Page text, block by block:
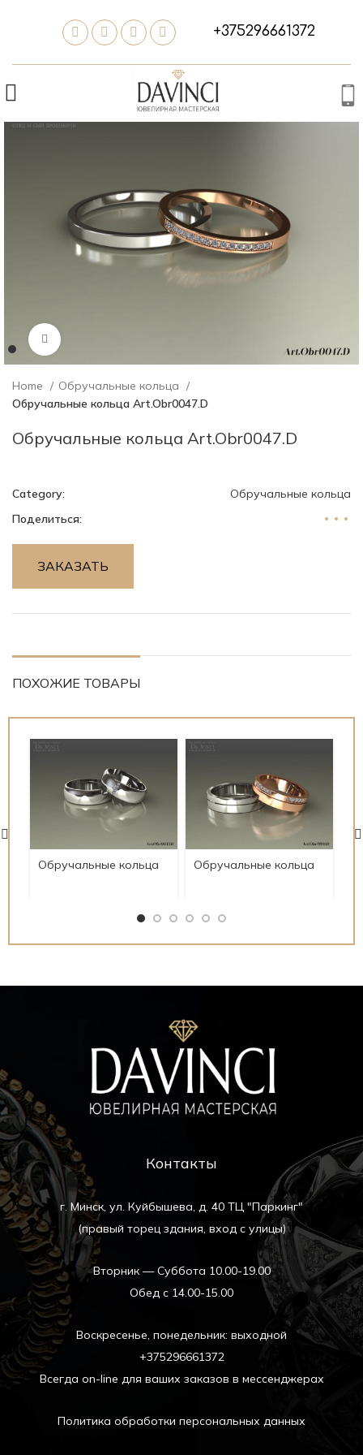
+375296661372
Home
Обручальные кольца
Обручальные кольца Art.Obr0047.D
Обручальные кольца Art.Obr0047.D
Category:
Обручальные кольца
Поделиться:
ЗАКАЗАТЬ
ПОХОЖИЕ ТОВАРЫ
Обручальные кольца
Обручальные кольца
Контакты
г. Минск, ул. Куйбышева, д. 40 ТЦ "Паркинг"
(правый торец здания, вход с улицы)
Вторник — Суббота 10.00-19.00
Обед с 14.00-15.00
Воскресенье, понедельник: выходной
+375296661372
Всегда on-line для ваших заказов в мессенджерах
Политика обработки персональных данных